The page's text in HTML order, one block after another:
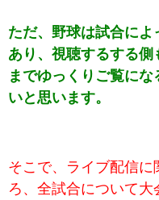
ただ、野球は試合に
あり、視聴するする
までゆっくりご覧に
いと思います。
そこで、ライブ配信に
ろ、全試合について